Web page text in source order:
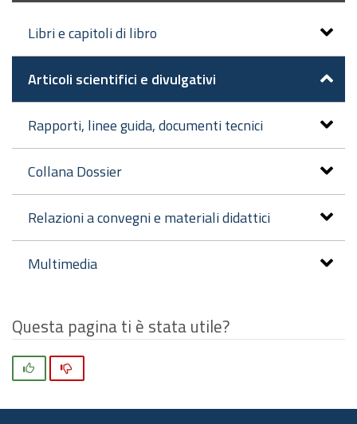
Libri e capitoli di libro
Articoli scientifici e divulgativi
Rapporti, linee guida, documenti tecnici
Collana Dossier
Relazioni a convegni e materiali didattici
Multimedia
Questa pagina ti è stata utile?